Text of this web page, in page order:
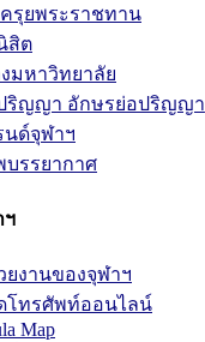
ครุยพระราชทาน
สิต
งมหาวิทยาลัย
ริญญา อักษรย่อปริญญา
นด์จุฬาฯ
บรรยากาศ
ฯ
ยงานของจุฬาฯ
โทรศัพท์ออนไลน์
Map